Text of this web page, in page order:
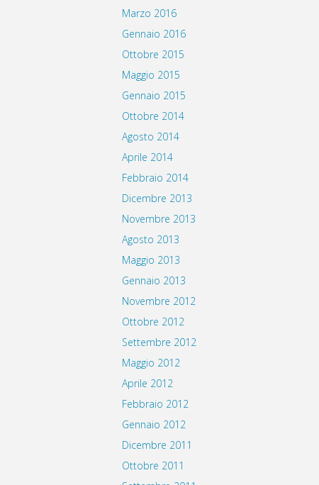
Marzo 2016
Gennaio 2016
Ottobre 2015
Maggio 2015
Gennaio 2015
Ottobre 2014
Agosto 2014
Aprile 2014
Febbraio 2014
Dicembre 2013
Novembre 2013
Agosto 2013
Maggio 2013
Gennaio 2013
Novembre 2012
Ottobre 2012
Settembre 2012
Maggio 2012
Aprile 2012
Febbraio 2012
Gennaio 2012
Dicembre 2011
Ottobre 2011